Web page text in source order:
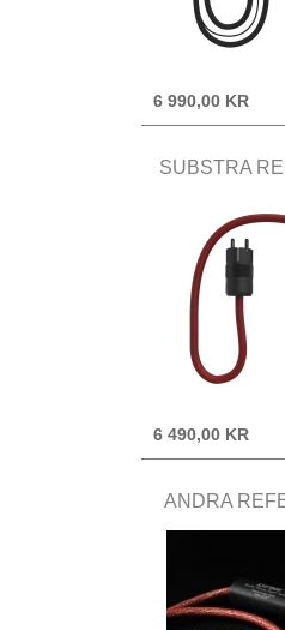
6 990,00 KR
SUBSTRA
6 490,00 KR
ANDRA